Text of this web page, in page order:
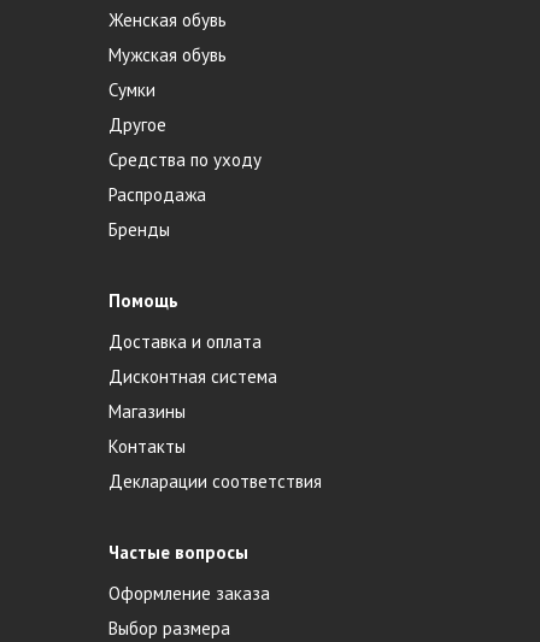
Женская обувь
Мужская обувь
Сумки
Другое
Средства по уходу
Распродажа
Бренды
Помощь
Доставка и оплата
Дисконтная система
Магазины
Контакты
Декларации соответствия
Частые вопросы
Оформление заказа
Выбор размера